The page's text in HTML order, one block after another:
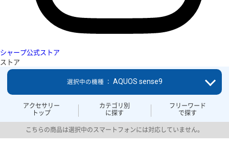
シャープ公式ストア
ストア
アクセサリー
トップ
カテゴリ別
に探す
フリーワード
で探す
選択中の機種 ： AQUOS sense9
こちらの商品は選択中のスマートフォンには対応していません。